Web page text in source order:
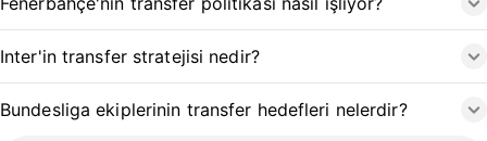
Inter'in transfer stratejisi nedir?
Bundesliga ekiplerinin transfer hedefleri nelerdir?